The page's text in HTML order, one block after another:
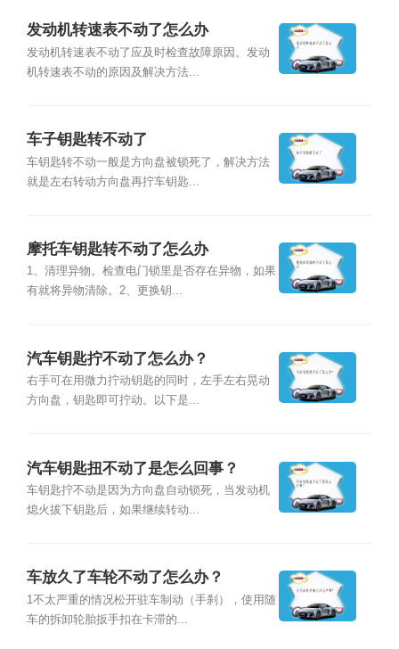
发动机转速表不动了怎么办
发动机转速表不动了应及时检查故障原因。发动
机转速表不动的原因及解决方法...
车子钥匙转不动了
车钥匙转不动一般是方向盘被锁死了，解决方法
就是左右转动方向盘再拧车钥匙...
摩托车钥匙转不动了怎么办
1、清理异物。检查电门锁里是否存在异物，如果
有就将异物清除。2、更换钥...
汽车钥匙拧不动了怎么办？
右手可在用微力拧动钥匙的同时，左手左右晃动
方向盘，钥匙即可拧动。以下是...
汽车钥匙扭不动了是怎么回事？
车钥匙拧不动是因为方向盘自动锁死，当发动机
熄火拔下钥匙后，如果继续转动...
车放久了车轮不动了怎么办？
1不太严重的情况松开驻车制动（手刹），使用随
车的拆卸轮胎扳手扣在卡滞的...